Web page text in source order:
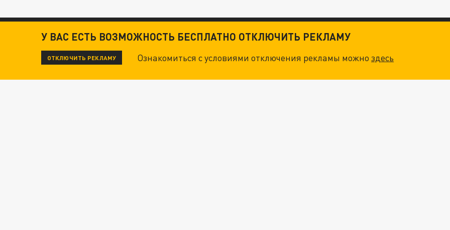
У ВАС ЕСТЬ ВОЗМОЖНОСТЬ БЕСПЛАТНО ОТКЛЮЧИТЬ РЕКЛАМУ
ОТКЛЮЧИТЬ РЕКЛАМУ Ознакомиться с условиями отключения рекламы можноздесь